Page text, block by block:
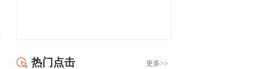
幅扩大至4.4%。
更多>>
热门点击